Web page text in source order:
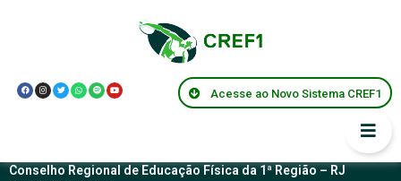
Acesse ao Novo Sistema CREF1
Parecer Federal
CNE/CP 27/2001
Conselho Regional de Educação Física da 1ª Região – RJ